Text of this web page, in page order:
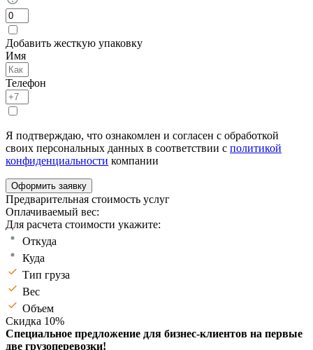
Добавить жесткую упаковку
Имя
Телефон
Я подтверждаю, что ознакомлен и согласен с обработкой
своих персональных данных в соответствии с политикой
конфиденциальности компании
Оформить заявку
Предварительная стоимость услуг
Оплачиваемый вес:
Для расчета стоимости укажите:
Откуда
Куда
Тип груза
Вес
Объем
Скидка 10%
Специальное предложение для бизнес-клиентов на первые
две грузоперевозки!